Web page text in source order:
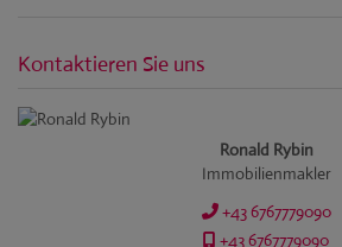
Kontaktieren Sie uns
Ronald Rybin
Immobilienmakler
+43 6767779090
+43 6767779090